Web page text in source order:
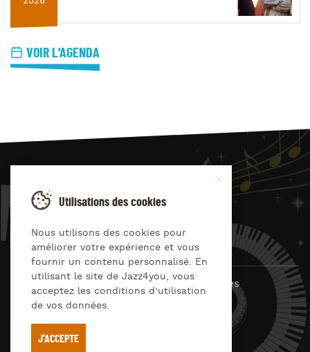
VOIR L'AGENDA
JAZZ4
© Jazz4you 2019 – 2026 Tous droits réservés
Déclaration de confidentialité
RGPD & consentement
Conditions générales d’utilisation
Utilisations des cookies
Nous utilisons des cookies pour
améliorer votre expérience et vous
fournir un contenu personnalisé. En
utilisant le site de Jazz4you, vous
acceptez les conditions d’utilisation
de vos données.
J'ACCEPTE